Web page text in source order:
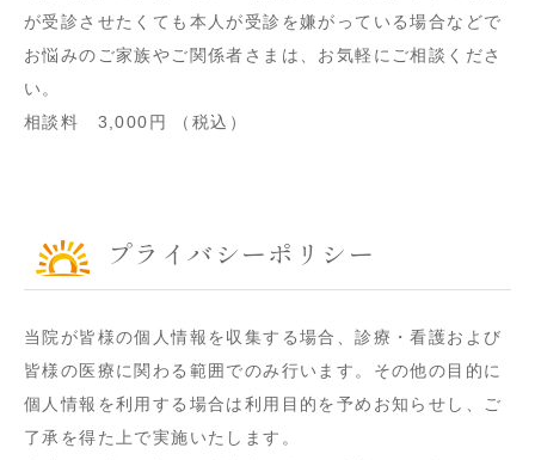
が受診させたくても本人が受診を嫌がっている場合などで
お悩みのご家族やご関係者さまは、お気軽にご相談くださ
い。
相談料 3,000円 （税込）
プライバシーポリシー
当院が皆様の個人情報を収集する場合、診療・看護および
皆様の医療に関わる範囲でのみ行います。その他の目的に
個人情報を利用する場合は利用目的を予めお知らせし、ご
了承を得た上で実施いたします。